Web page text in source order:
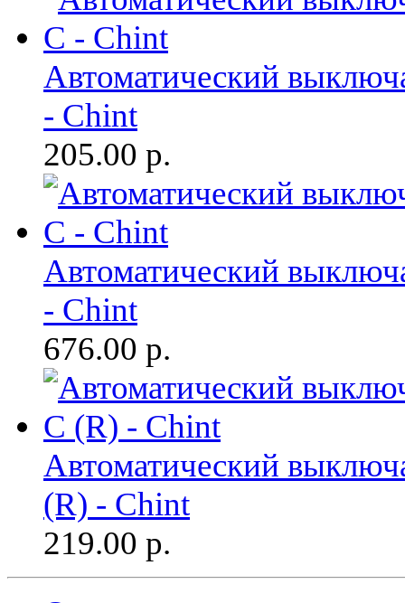
Автоматический
- Chint
205.00 р.
Автоматический
- Chint
676.00 р.
Автоматический
(R) - Chint
219.00 р.